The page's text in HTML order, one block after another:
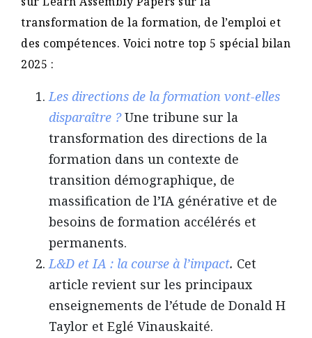
transformation de la formation, de l’emploi et
des compétences. Voici notre top 5 spécial bilan
2025 :
Les directions de la formation vont-elles
disparaître ?Une tribune sur la
transformation des directions de la
formation dans un contexte de
transition démographique, de
massification de l’IA générative et de
besoins de formation accélérés et
permanents.
L&D et IA : la course à l’impact. Cet
article revient sur les principaux
enseignements de l’étude de Donald H
Taylor et Eglé Vinauskaité.